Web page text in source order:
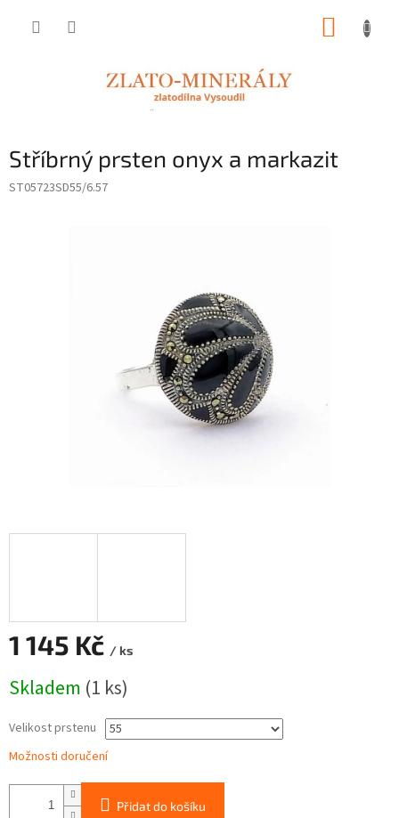
Stříbrný prsten onyx a markazit
ST05723SD55/6.57
1 145 Kč / ks
cena:
Skladem (1 ks)
Velikost prstenu
Možnosti doručení
Přidat do košíku